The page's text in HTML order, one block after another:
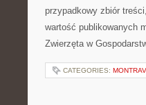
przypadkowy zbiór
wartość publikowanych
Zwierzęta w
CATEGORIES: